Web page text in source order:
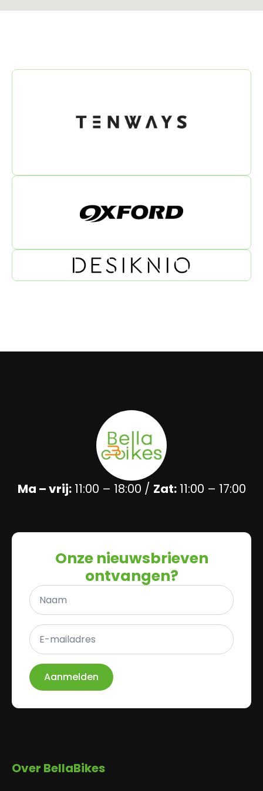
Ma – vrij:11:00 – 18:00 / Zat:11:00 – 17:00
Onze nieuwsbrieven
ontvangen?
Naam
E-
mailadres
*
Aanmelden
Over BellaBikes